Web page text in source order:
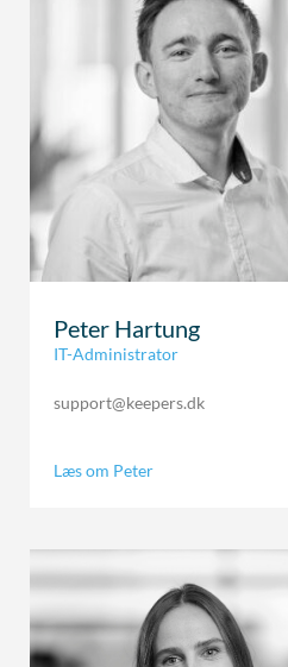
Peter Hartung
IT-Administrator
support@keepers.dk
Læs om Peter